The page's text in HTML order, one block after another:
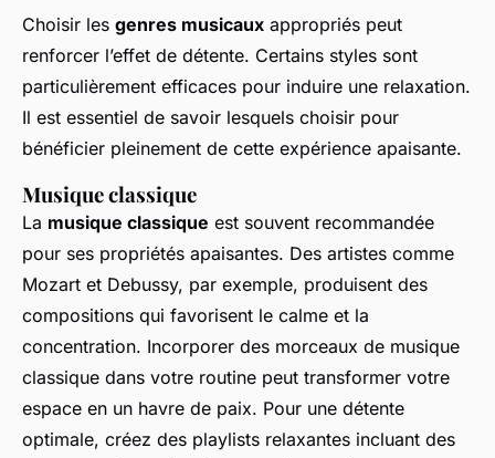
Choisir les genres musicaux appropriés peut
renforcer l’effet de détente. Certains styles sont
particulièrement efficaces pour induire une relaxation.
Il est essentiel de savoir lesquels choisir pour
bénéficier pleinement de cette expérience apaisante.
Musique classique
La musique classique est souvent recommandée
pour ses propriétés apaisantes. Des artistes comme
Mozart et Debussy, par exemple, produisent des
compositions qui favorisent le calme et la
concentration. Incorporer des morceaux de musique
classique dans votre routine peut transformer votre
espace en un havre de paix. Pour une détente
optimale, créez des playlists relaxantes incluant des